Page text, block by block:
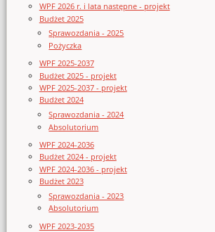
WPF 2026 r. i lata następne - projekt
Budżet 2025
Sprawozdania - 2025
Pożyczka
WPF 2025-2037
Budżet 2025 - projekt
WPF 2025-2037 - projekt
Budżet 2024
Sprawozdania - 2024
Absolutorium
WPF 2024-2036
Budżet 2024 - projekt
WPF 2024-2036 - projekt
Budżet 2023
Sprawozdania - 2023
Absolutorium
WPF 2023-2035